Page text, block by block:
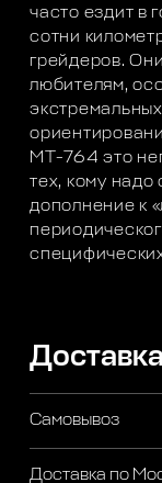
часто ездит в
сотни
грейдеров.
любителям,
MT-764 это
тех, кому надо
дополнение к
Доставка
Самовывоз
Доставка по